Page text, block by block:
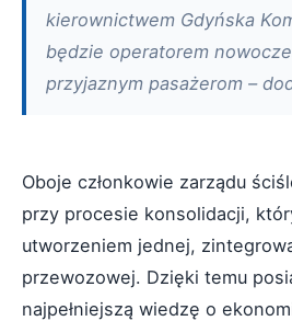
kierownictwem Gdyńska
będzie operatorem
przyjaznym pasażerom –
Oboje członkowie zarządu
przy procesie konsolidacji,
utworzeniem jednej,
przewozowej. Dzięki temu
najpełniejszą wiedzę o